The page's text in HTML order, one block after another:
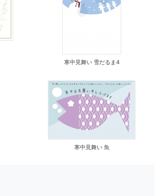
寒中見舞い 雪だるま4
寒中見舞い 魚